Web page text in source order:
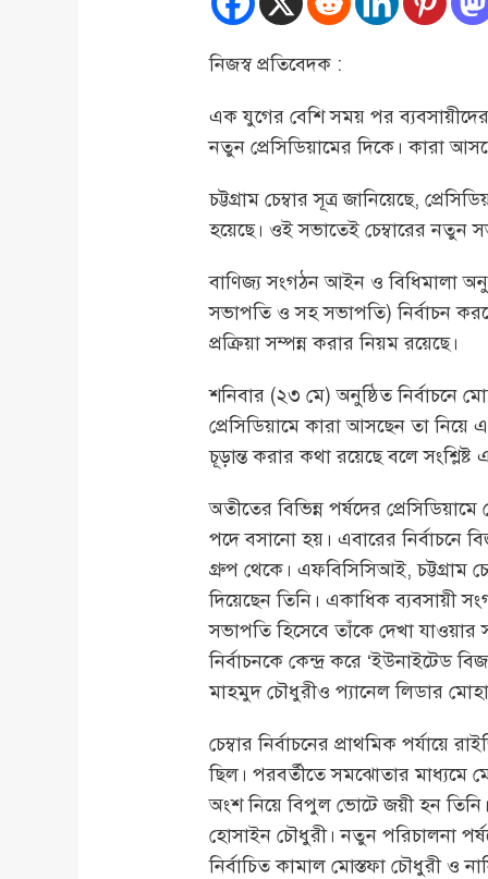
নিজস্ব প্রতিবেদক :
এক যুগের বেশি সময় পর ব্যবসায়ীদের
নতুন প্রেসিডিয়ামের দিকে। কারা
চট্টগ্রাম চেম্বার সূত্র জানিয়েছে,
হয়েছে। ওই সভাতেই চেম্বারের নতুন
বাণিজ্য সংগঠন আইন ও বিধিমালা
সভাপতি ও সহ সভাপতি) নির্বাচন
প্রক্রিয়া সম্পন্ন করার নিয়ম রয়েছে।
শনিবার (২৩ মে) অনুষ্ঠিত নির্বাচনে
প্রেসিডিয়ামে কারা আসছেন তা
চূড়ান্ত করার কথা রয়েছে বলে সংশ্লিষ্ট
অতীতের বিভিন্ন পর্ষদের
পদে বসানো হয়। এবারের নির্বাচনে
গ্রুপ থেকে। এফবিসিসিআই, চট্টগ্রাম
দিয়েছেন তিনি। একাধিক ব্যবসায়ী
সভাপতি হিসেবে তাঁকে দেখা যাওয়ার
নির্বাচনকে কেন্দ্র করে ‘ইউনাইটেড
মাহমুদ চৌধুরীও প্যানেল লিডার
চেম্বার নির্বাচনের প্রাথমিক
ছিল। পরবর্তীতে সমঝোতার মাধ্যমে
অংশ নিয়ে বিপুল ভোটে জয়ী হন
হোসাইন চৌধুরী। নতুন পরিচালনা
নির্বাচিত কামাল মোস্তফা চৌধুরী ও